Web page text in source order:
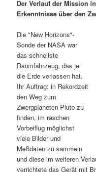
r
e
n
I
n
h
d
ä
r
e
n
I
n
a
i
g
a
t
i
o
n
Der Verlauf der Mission
Erkenntnisse über den
Die "New Horizons"-
Sonde der NASA war
das schnellste
Raumfahrzeug, das je
die Erde verlassen hat.
Ihr Auftrag: in Rekordzeit
den Weg zum
Zwergplaneten Pluto zu
finden, im raschen
Vorbeiflug möglichst
viele Bilder und
Meßdaten zu sammeln
und diese im weiteren
verrichtete das Gerät mit